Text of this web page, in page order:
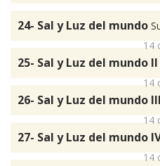
24- Sal y Luz del mundo
14
25- Sal y Luz del mundo II
14
26- Sal y Luz del mundo III
14
27- Sal y Luz del mundo
14